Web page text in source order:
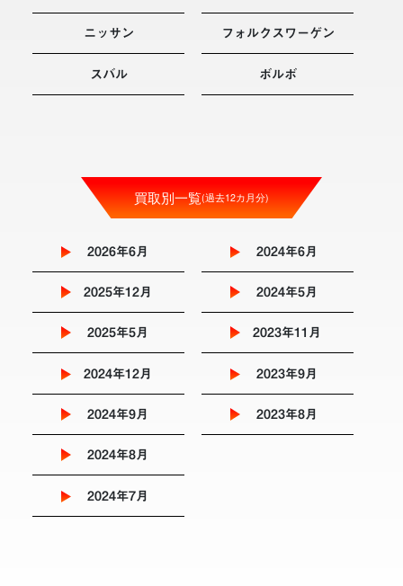
ニッサン
スバル
フォルクスワーゲン
ボルボ
買取別一覧(過去12カ月分)
2026年6月
2025年12月
2025年5月
2024年12月
2024年9月
2024年8月
2024年7月
2024年6月
2024年5月
2023年11月
2023年9月
2023年8月